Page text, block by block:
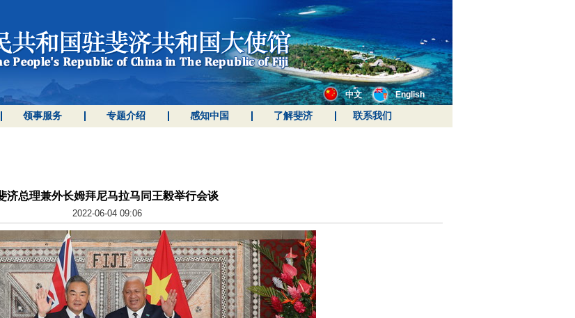
中文 English
领事服务 专题介绍 感知中国 了解斐济 联系我们
济总理兼外长姆拜尼马拉马同王毅举行会谈
2022-06-04 09:06